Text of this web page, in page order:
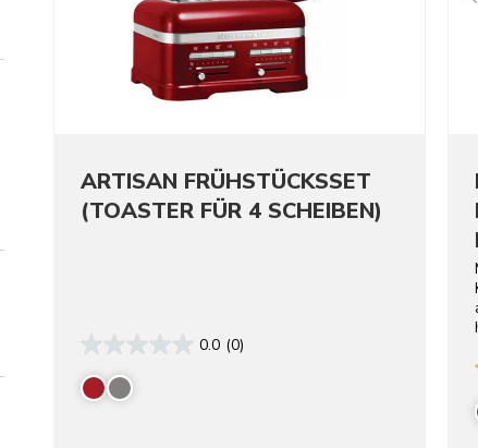
ARTISAN FRÜHSTÜCKSSET
(TOASTER FÜR 4 SCHEIBEN)
0.0 (0)